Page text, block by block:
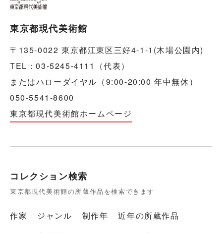
東京都現代美術館
〒135-0022 東京都江東区三好4-1-1(木場公園内)
TEL：03-5245-4111（代表）
またはハローダイヤル（9:00-20:00 年中無休）
050-5541-8600
東京都現代美術館ホームページ
コレクション検索
東京都現代美術館の所蔵作品を検索できます
作家 ジャンル 制作年
近年の所蔵作品